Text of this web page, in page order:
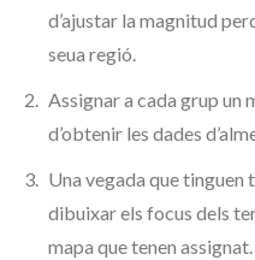
d’ajustar la magnitud
seua regió.
Assignar a cada grup un
d’obtenir les dades
Una vegada que tinguen
dibuixar els focus dels
mapa que tenen